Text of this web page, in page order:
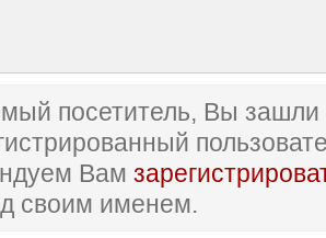
посетитель, Вы зашли
Вам
своим именем.